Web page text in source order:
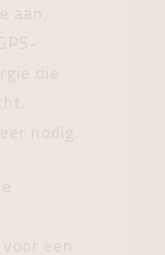
aan,
die
nodig.
een